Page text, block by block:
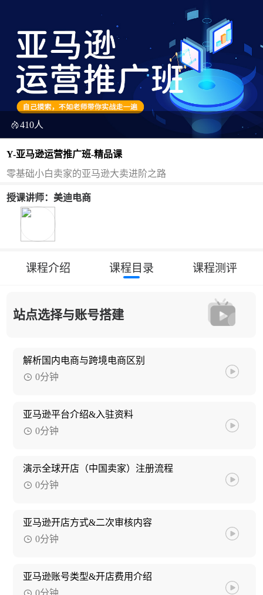
410人
Y-亚马逊运营推广班-精品课
零基础小白卖家的亚马逊大卖进阶之路
授课讲师：美迪电商
课程介绍 课程目录 课程测评
站点选择与账号搭建
解析国内电商与跨境电商区别
0分钟
亚马逊平台介绍&入驻资料
0分钟
演示全球开店（中国卖家）注册流程
0分钟
亚马逊开店方式&二次审核内容
0分钟
亚马逊账号类型&开店费用介绍